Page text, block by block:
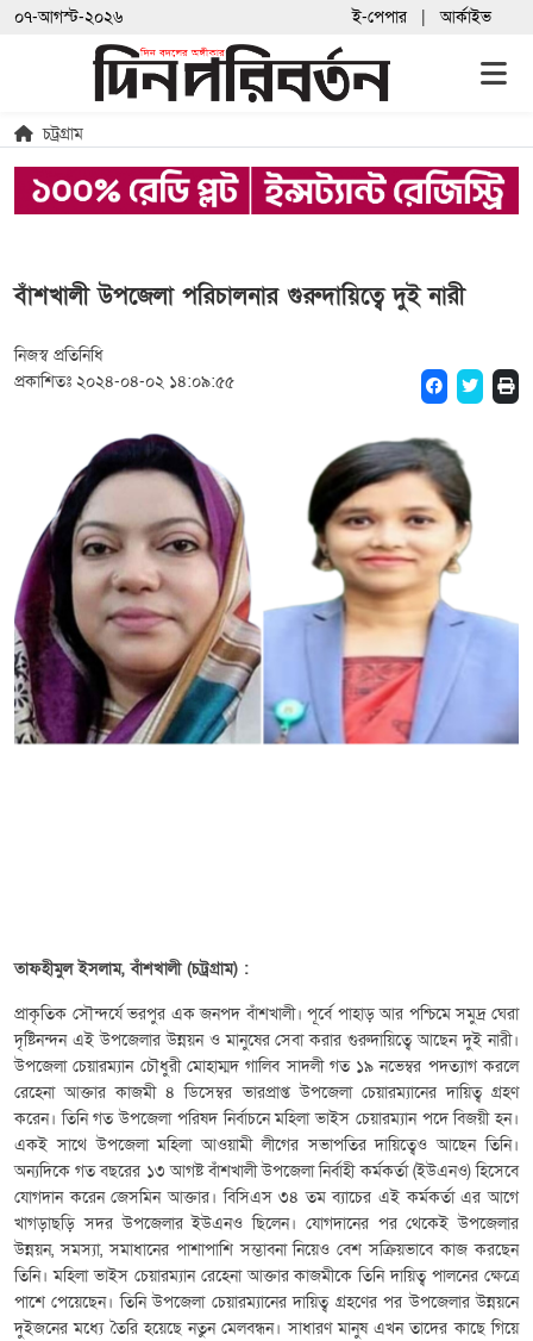
০৭-আগস্ট-২০২৬ ই-পেপার আর্কাইভ
চট্রগ্রাম
বাঁশখালী উপজেলা পরিচালনার গুরুদায়িত্বে দুই নারী
নিজস্ব প্রতিনিধি
প্রকাশিতঃ ২০২৪-০৪-০২ ১৪:০৯:৫৫
তাফহীমুল ইসলাম, বাঁশখালী (চট্রগ্রাম) :
প্রাকৃতিক সৌন্দর্যে ভরপুর এক জনপদ বাঁশখালী। পূর্বে পাহাড় আর পশ্চিমে সমুদ্র ঘেরা
দৃষ্টিনন্দন এই উপজেলার উন্নয়ন ও মানুষের সেবা করার গুরুদায়িত্বে আছেন দুই নারী।
উপজেলা চেয়ারম্যান চৌধুরী মোহাম্মদ গালিব সাদলী গত ১৯ নভেম্বর পদত্যাগ করলে
রেহেনা আক্তার কাজমী ৪ ডিসেম্বর ভারপ্রাপ্ত উপজেলা চেয়ারম্যানের দায়িত্ব গ্রহণ
করেন। তিনি গত উপজেলা পরিষদ নির্বাচনে মহিলা ভাইস চেয়ারম্যান পদে বিজয়ী হন।
একই সাথে উপজেলা মহিলা আওয়ামী লীগের সভাপতির দায়িত্বেও আছেন তিনি।
অন্যদিকে গত বছরের ১৩ আগষ্ট বাঁশখালী উপজেলা নির্বাহী কর্মকর্তা (ইউএনও) হিসেবে
যোগদান করেন জেসমিন আক্তার। বিসিএস ৩৪ তম ব্যাচের এই কর্মকর্তা এর আগে
খাগড়াছড়ি সদর উপজেলার ইউএনও ছিলেন। যোগদানের পর থেকেই উপজেলার
উন্নয়ন, সমস্যা, সমাধানের পাশাপাশি সম্ভাবনা নিয়েও বেশ সক্রিয়ভাবে কাজ করছেন
তিনি। মহিলা ভাইস চেয়ারম্যান রেহেনা আক্তার কাজমীকে তিনি দায়িত্ব পালনের ক্ষেত্রে
পাশে পেয়েছেন। তিনি উপজেলা চেয়ারম্যানের দায়িত্ব গ্রহণের পর উপজেলার উন্নয়নে
দুইজনের মধ্যে তৈরি হয়েছে নতুন মেলবন্ধন। সাধারণ মানুষ এখন তাদের কাছে গিয়ে